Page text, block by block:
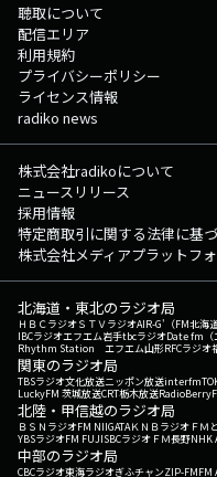
聴取について
配信エリア
利用規約
プライバシーポリシー
ライセンス情報
radiko news
株式会社radikoについて
ニュースリリース
採用情報
特定商取引に関する法律に基
株式会社メディアプラットフ
北海道・東北のラジオ局
ＨＢＣラジオＳＴＶラジオAIR-G'（FM北海道
IBCラジオエフエム岩手tbcラジオDate fm（
Rhythm Station エフエム山形RFCラジオ
関東のラジオ局
TBSラジオ文化放送ニッポン放送interfm
LuckyFM 茨城放送CRT栃木放送RadioBerry
北陸・甲信越のラジオ局
ＢＳＮラジオFM NIIGATAＫＮＢラジオ ＦＭ
YBSラジオFM FUJISBCラジオ ＦＭ長野NHK
中部のラジオ局
CBCラジオ東海ラジオぎふチャンZIP-FMFM